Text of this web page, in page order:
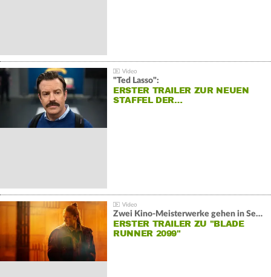
"Ted Lasso":
ERSTER TRAILER ZUR NEUEN
STAFFEL DER…
Zwei Kino-Meisterwerke gehen in Serie:
ERSTER TRAILER ZU "BLADE
RUNNER 2099"